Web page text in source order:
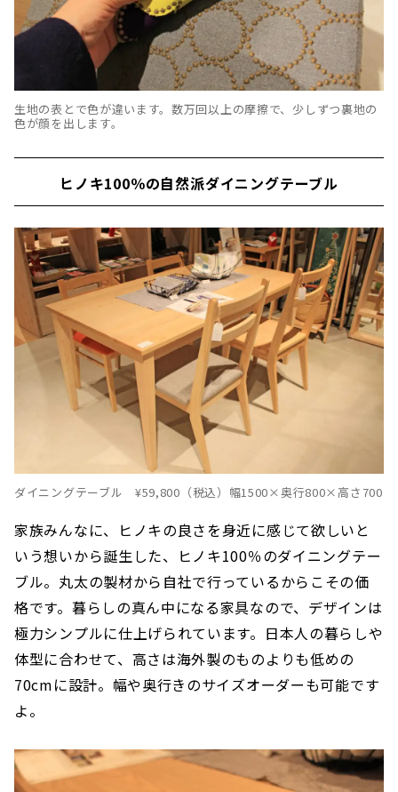
生地の表とで色が違います。数万回以上の摩擦で、少しずつ裏地の
色が顔を出します。
ヒノキ100％の自然派ダイニングテーブル
ダイニングテーブル ¥59,800（税込）幅1500×奥行800×高さ700
家族みんなに、ヒノキの良さを身近に感じて欲しいと
いう想いから誕生した、ヒノキ100％のダイニングテー
ブル。丸太の製材から自社で行っているからこその価
格です。暮らしの真ん中になる家具なので、デザインは
極力シンプルに仕上げられています。日本人の暮らしや
体型に合わせて、高さは海外製のものよりも低めの
70cmに設計。幅や奥行きのサイズオーダーも可能です
よ。